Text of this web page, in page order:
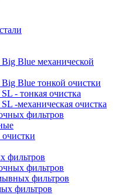
Blue механической
Blue тонкой очистки
- тонкая очистка
-механическая очистка
фильтров
фильтров
фильтров
фильтров
фильтров